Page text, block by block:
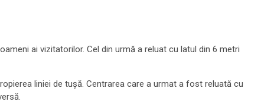
ai vizitatorilor. Cel din urmă a reluat cu latul din 6 metri
liniei de tuşă. Centrarea care a urmat a fost reluată cu